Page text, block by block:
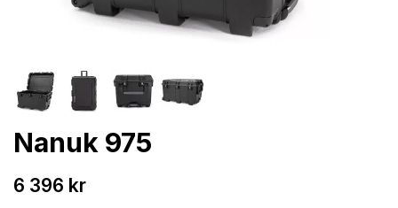
Nanuk 975
6 396 kr